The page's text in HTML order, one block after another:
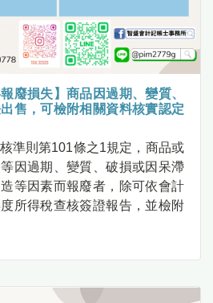
廢損失】商品因過期、變質、
售，可檢附相關資料核實認定
準則第101條之1規定，商品或
因過期、變質、破損或因呆滯
等因素而報廢者，除可依會計
所得稅查核簽證報告，並檢附